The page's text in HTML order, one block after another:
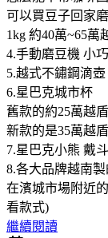
可以買豆子回家
1kg 約40萬~65萬
4.手動磨豆機 小
5.越式不鏽鋼滴壺
6.星巴克城市杯
舊款的約25萬越盾
新款的是35萬越盾
7.星巴克小熊 戴
8.各大品牌越南
在濱城市場附近
看款式)
繼續閱讀